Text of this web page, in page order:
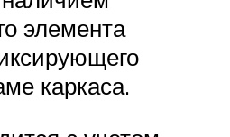
элемента
каркаса.